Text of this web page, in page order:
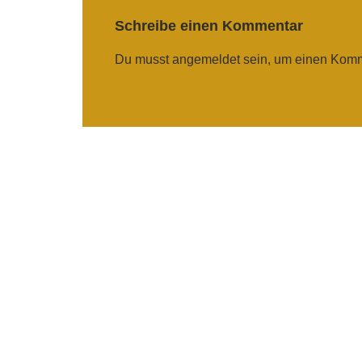
Schreibe einen Kommentar
Du musstangemeldetsein, um einen